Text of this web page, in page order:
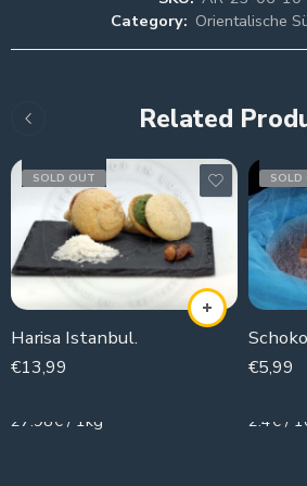
Category: Orientalische
Related
SOLD OUT
Harisa Istanbul.
€13,99
27.98€ / 1kg
SOLD
€5,99
2.4€ /